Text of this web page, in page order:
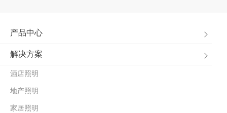
产品中心
解决方案
酒店照明
地产照明
家居照明